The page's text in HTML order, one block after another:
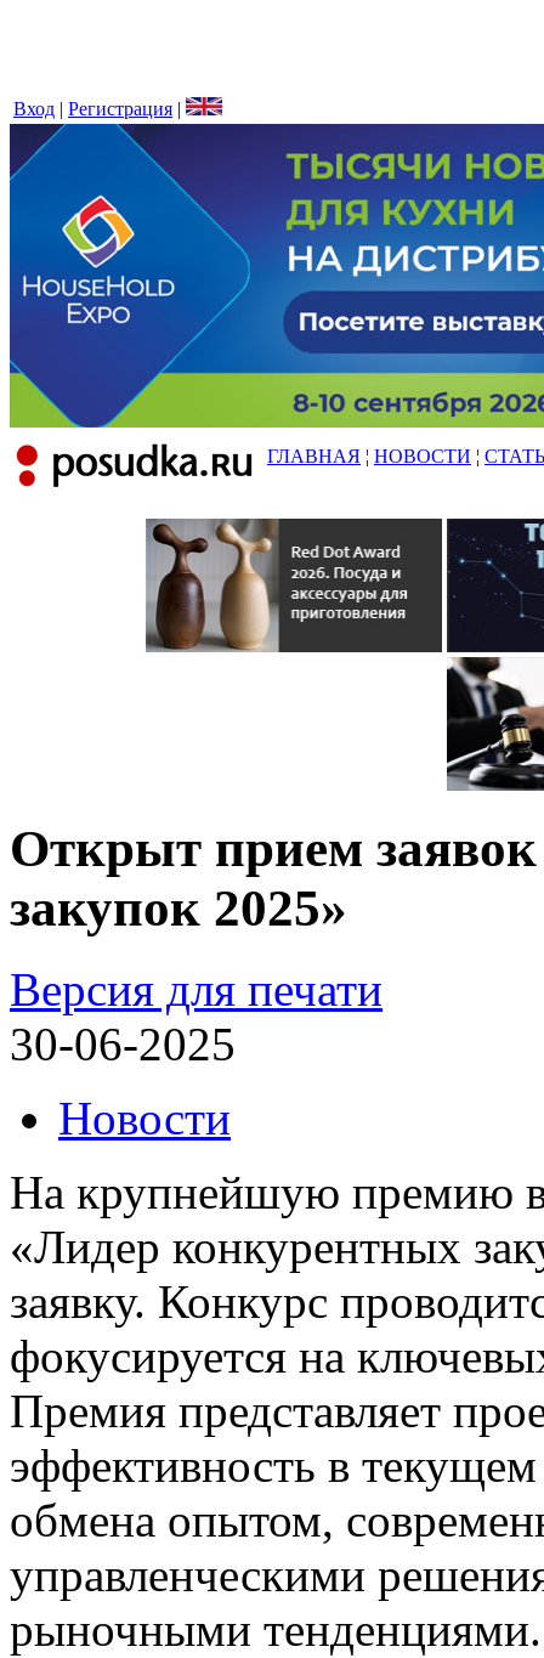
Вход | Регистрация |
ГЛАВНАЯ ¦ НОВОСТИ ¦
Открыт прием
закупок 2025»
Версия для печати
30-06-2025
Новости
На крупнейшую премию в
«Лидер конкурентных
заявку. Конкурс
фокусируется на
Премия представляет
эффективность в
обмена опытом,
управленческими
рыночными тенденциями.